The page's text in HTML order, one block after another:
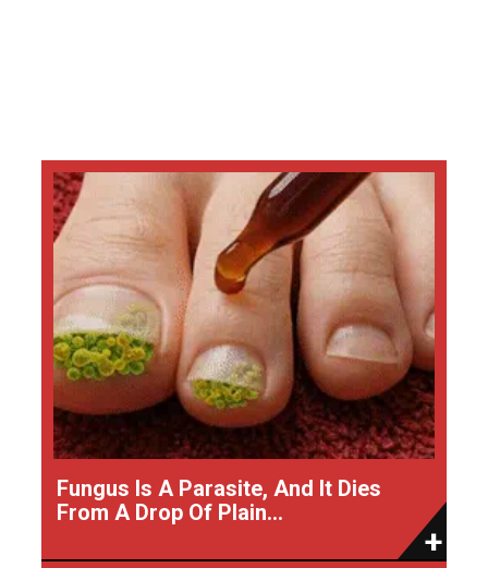
Fungus Is A Parasite, And It Dies
From A Drop Of Plain...